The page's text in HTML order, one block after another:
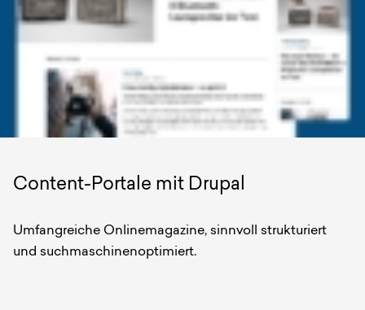
Content-Portale mit Drupal
Umfangreiche Onlinemagazine, sinnvoll strukturiert
und suchmaschinenoptimiert.